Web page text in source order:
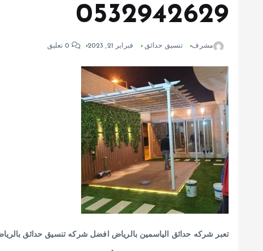
0532942629
مشرف تنسيق حدائق فبراير 21, 2023
تعبر شركه حدائق الياسمين بالرياض افضل شركه تنسيق حدائق